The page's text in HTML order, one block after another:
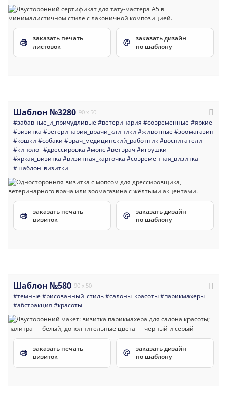
заказать печать
листовок
заказать дизайн
по шаблону
Шаблон №3280 90 x 50
#забавные_и_причудливые #ветеринария #современные #яркие
#визитка #ветеринария_врачи_клиники #животные #зоомагазин
#кошки #собаки #врач_медицинский_работник#воспитатели
#кинолог#дрессировка #мопс#ветврач#игрушки
#яркая_визитка #визитная_карточка #современная_визитка
#шаблон_визитки
заказать печать
визиток
заказать дизайн
по шаблону
Шаблон №580 90 x 50
#темные #рисованный_стиль#салоны_красоты#парикмахеры
#абстракция #красоты
заказать печать
визиток
заказать дизайн
по шаблону